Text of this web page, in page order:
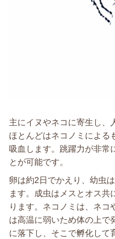
主にイヌやネコに寄生し、
ほとんどはネコノミによる
吸血します。跳躍力が非常
とが可能です。
卵は約2日でかえり、幼虫
ます。成虫はメスとオス共
ります。ネコノミは、ネコ
は高温に弱いため体の上で
に落下し、そこで孵化して